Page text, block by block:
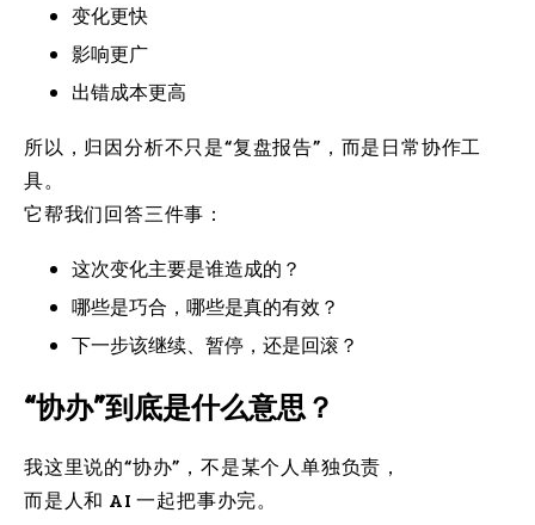
变化更快
影响更广
出错成本更高
所以，归因分析不只是“复盘报告”，而是日常协作工
具。
它帮我们回答三件事：
这次变化主要是谁造成的？
哪些是巧合，哪些是真的有效？
下一步该继续、暂停，还是回滚？
“协办”到底是什么意思？
我这里说的“协办”，不是某个人单独负责，
而是人和 AI 一起把事办完。